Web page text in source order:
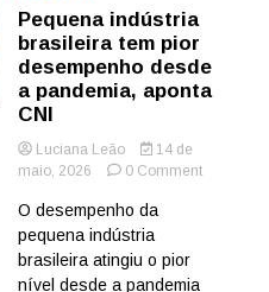
Pequena indústria
brasileira tem pior
desempenho desde
a pandemia, aponta
CNI
Luciana Leão
14 de
maio, 2026
0 Commenton
O desempenho da
pequena indústria
brasileira atingiu o pior
nível desde a pandemia